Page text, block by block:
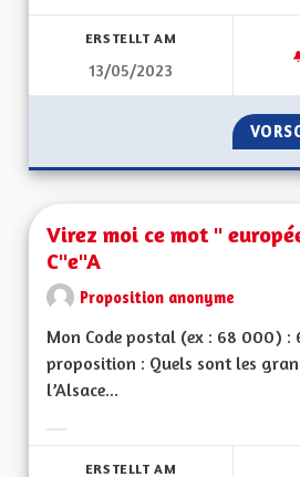
ERSTELLT AM
13/05/2023
Virez moi ce mot "
C"e"A
Proposition anonyme
Mon Code postal (ex : 68 000) :
proposition : Quels sont les
l’Alsace...
ERSTELLT AM